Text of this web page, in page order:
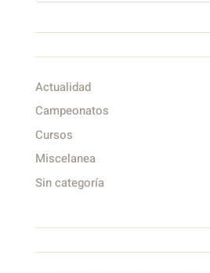
Actualidad
Campeonatos
Cursos
Miscelanea
Sin categoría